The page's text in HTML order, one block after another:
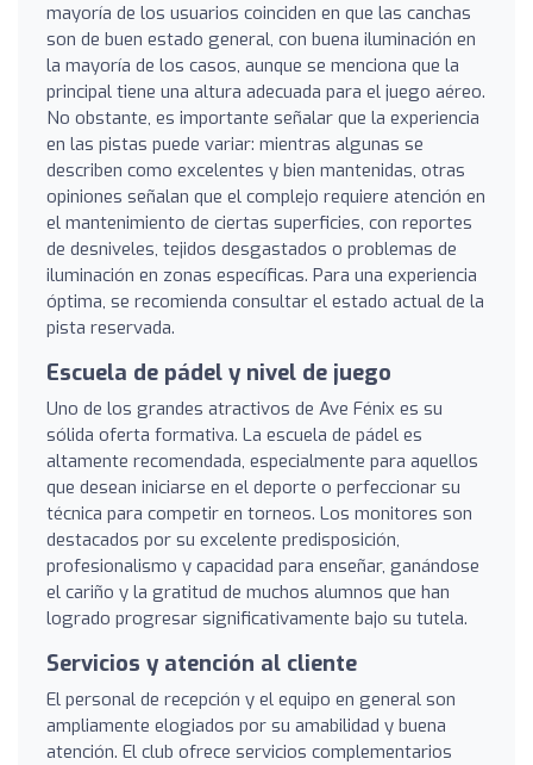
mayoría de los usuarios coinciden en que las canchas
son de buen estado general, con buena iluminación en
la mayoría de los casos, aunque se menciona que la
principal tiene una altura adecuada para el juego aéreo.
No obstante, es importante señalar que la experiencia
en las pistas puede variar: mientras algunas se
describen como excelentes y bien mantenidas, otras
opiniones señalan que el complejo requiere atención en
el mantenimiento de ciertas superficies, con reportes
de desniveles, tejidos desgastados o problemas de
iluminación en zonas específicas. Para una experiencia
óptima, se recomienda consultar el estado actual de la
pista reservada.
Escuela de pádel y nivel de juego
Uno de los grandes atractivos de Ave Fénix es su
sólida oferta formativa. La escuela de pádel es
altamente recomendada, especialmente para aquellos
que desean iniciarse en el deporte o perfeccionar su
técnica para competir en torneos. Los monitores son
destacados por su excelente predisposición,
profesionalismo y capacidad para enseñar, ganándose
el cariño y la gratitud de muchos alumnos que han
logrado progresar significativamente bajo su tutela.
Servicios y atención al cliente
El personal de recepción y el equipo en general son
ampliamente elogiados por su amabilidad y buena
atención. El club ofrece servicios complementarios